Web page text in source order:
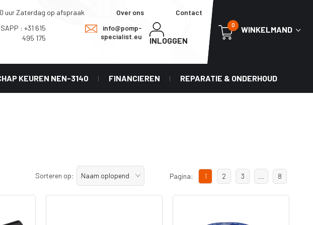
uur Zaterdag op afspraak Over ons Contact
: +31 615
495 175
info@pomp-
specialist.eu
INLOGGEN
0 WINKELMAND
KEUREN NEN-3140 FINANCIEREN REPARATIE & ONDERHOUD
Sorteren op: Naam oplopend Pagina: 1 2 3 8